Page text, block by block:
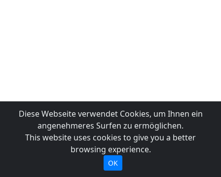
Diese Webseite verwendet Cookies, um Ihnen ein
angenehmeres Surfen zu ermöglichen.
This website uses cookies to give you a better
browsing experience.
OK